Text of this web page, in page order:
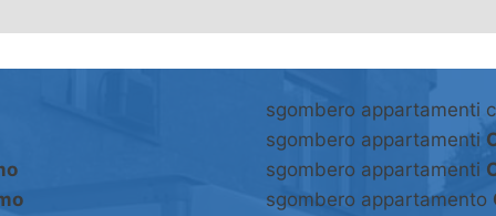
sgombero appartamenti
sgombero appartamenti
sgombero appartamenti
sgombero appartamento